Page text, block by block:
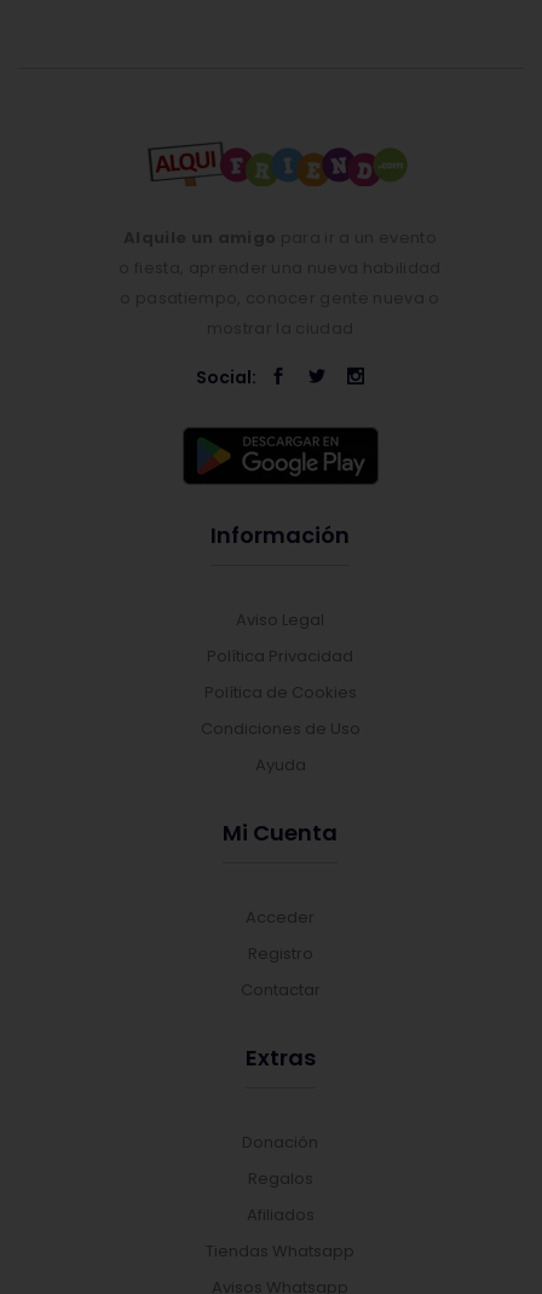
Social:
Información
Aviso Legal
Política Privacidad
Política de Cookies
Condiciones de Uso
Ayuda
Mi Cuenta
Acceder
Registro
Contactar
Extras
Donación
Regalos
Afiliados
Tiendas Whatsapp
Avisos Whatsapp